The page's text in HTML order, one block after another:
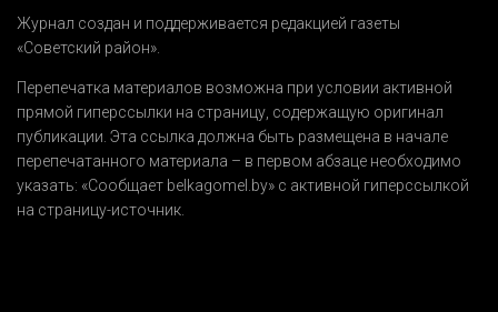
Журнал создан и поддерживается редакцией газеты
«Советский район».
Перепечатка материалов возможна при условии активной
прямой гиперссылки на страницу, содержащую оригинал
публикации. Эта ссылка должна быть размещена в начале
перепечатанного материала – в первом абзаце необходимо
указать: «Сообщает belkagomel.by» с активной гиперссылкой
на страницу-источник.